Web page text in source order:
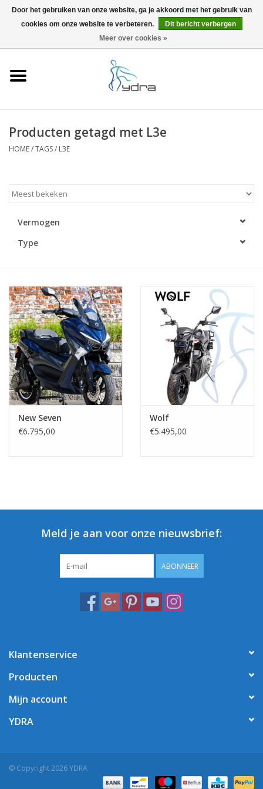
0 Artikelen - €0,00
Accessoires
Blog
Producten getagd met L3e
HOME/TAGS/ L3E
Vermogen
Type
New Seven
€6.795,00
Wolf
€5.495,00
Meld je aan voor onze nieuwsbrief:
ABONNEER
Klantenservice
Producten
Mijn account
YDRA
© Copyright 2026 YDRA
Door het gebruiken van onze website, ga je akkoord met het gebruik van
cookies om onze website te verbeteren.
Dit bericht verbergen
Meer over cookies »